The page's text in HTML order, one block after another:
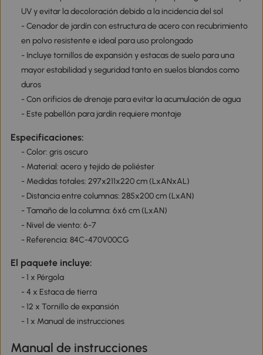
UV y evitar la decoloración debido a la incidencia del sol
- Cenador de jardín con estructura de acero con recubrimiento
en polvo resistente e ideal para uso prolongado
- Incluye tornillos de expansión y estacas de suelo para una
mayor estabilidad y seguridad tanto en suelos blandos como
duros
- Con orificios de drenaje para evitar la acumulación de agua
- Este pabellón para jardín requiere montaje
Especificaciones:
- Color: gris oscuro
- Material: acero y tejido de poliéster
- Medidas totales: 297x211x220 cm (LxANxAL)
- Distancia entre columnas: 285x200 cm (LxAN)
- Tamaño de la columna: 6x6 cm (LxAN)
- Nivel de viento: 6-7
- Referencia: 84C-470V00CG
El paquete incluye:
- 1 x Pérgola
- 4 x Estaca de tierra
- 12 x Tornillo de expansión
- 1 x Manual de instrucciones
Manual de instrucciones